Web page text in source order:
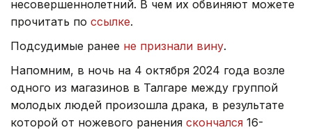
несовершеннолетний. В чем их обвиняют можете
прочитать по ссылке.
Подсудимые ранее не признали вину.
Напомним, в ночь на 4 октября 2024 года возле
одного из магазинов в Талгаре между группой
молодых людей произошла драка, в результате
которой от ножевого ранения скончался 16-